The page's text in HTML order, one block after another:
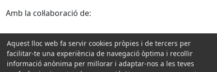
Amb la col·laboració de:
Aquest lloc web fa servir cookies pròpies i de tercers per
facilitar-te una experiència de navegació òptima i recollir
informació anònima per millorar i adaptar-nos a les teves